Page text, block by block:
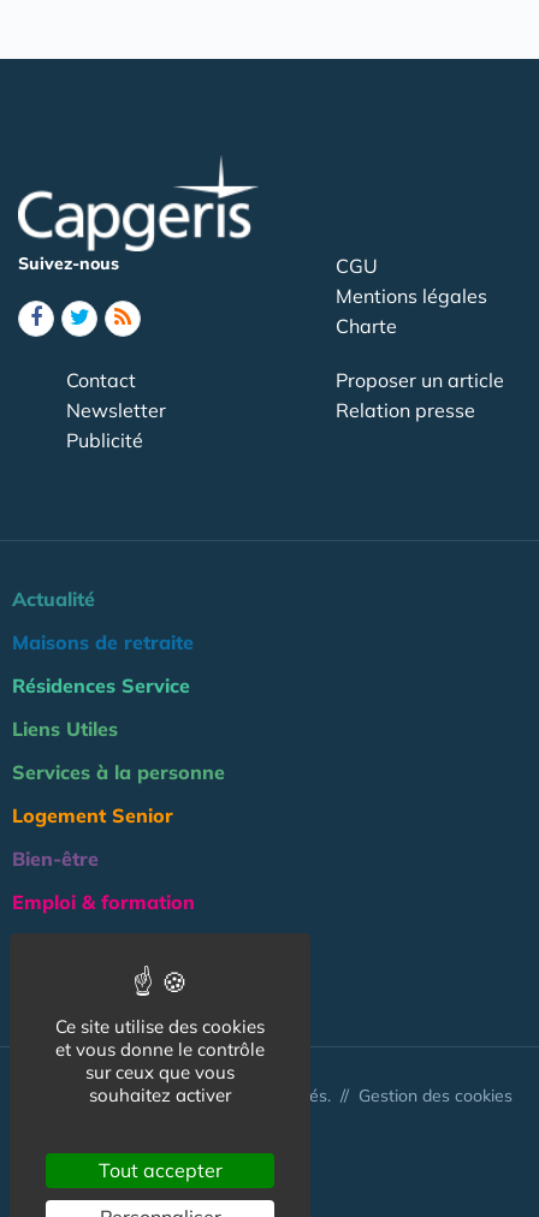
Suivez-nous
CGU
Mentions légales
Charte
Contact
Newsletter
Publicité
Proposer un article
Relation presse
Actualité
Maisons de retraite
Résidences Service
Liens Utiles
Services à la personne
Logement Senior
Bien-être
Emploi & formation
NOS AUTRES SITES :
© Australis 2026 - Tous droits réservés. // Gestion des cookies
Ce site utilise des cookies
et vous donne le contrôle
sur ceux que vous
souhaitez activer
Tout accepter